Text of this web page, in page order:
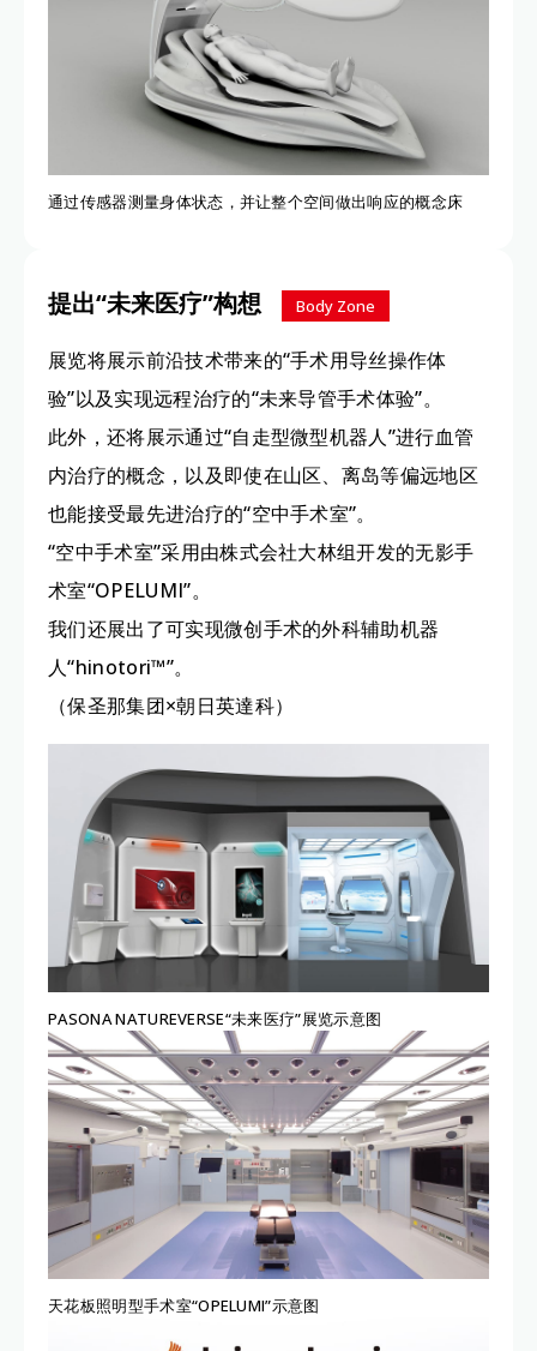
通过传感器测量身体状态，并让整个空间做出响应的概念床
提出“未来医疗”构想 Body Zone
展览将展示前沿技术带来的“手术用导丝操作体
验”以及实现远程治疗的“未来导管手术体验”。
此外，还将展示通过“自走型微型机器人”进行血管
内治疗的概念，以及即使在山区、离岛等偏远地区
也能接受最先进治疗的“空中手术室”。
“空中手术室”采用由株式会社大林组开发的无影手
术室“OPELUMI”。
我们还展出了可实现微创手术的外科辅助机器
人“hinotori™”。
（保圣那集团×朝日英達科）
PASONA NATUREVERSE“未来医疗”展览示意图
天花板照明型手术室“OPELUMI”示意图